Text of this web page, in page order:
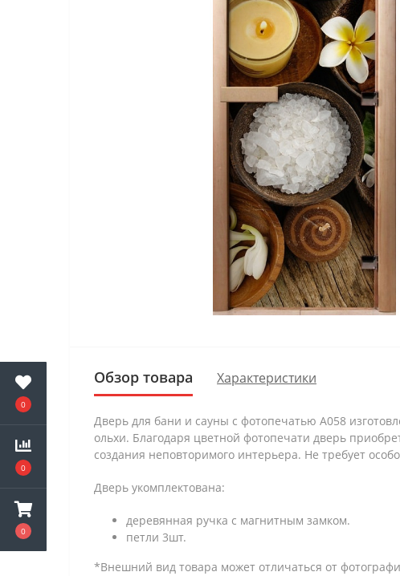
0
0
0
Обзор товара Характеристики
Дверь для бани и сауны с фотопечатью А058
ольхи. Благодаря цветной фотопечати дверь
создания неповторимого интерьера. Не требует
Дверь укомплектована:
деревянная ручка с магнитным замком.
петли 3шт.
*Внешний вид товара может отличаться от